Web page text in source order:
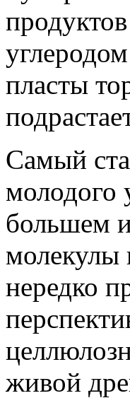
пласты
Самый
молодого
большем
молекулы
нередко
живой